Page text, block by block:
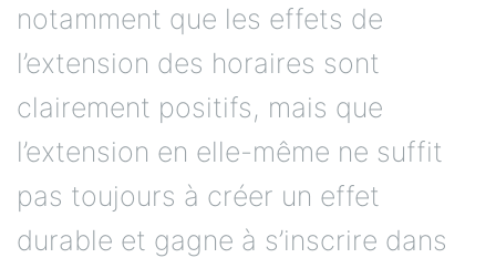
notamment que les effets de
l’extension des horaires sont
clairement positifs, mais que
l’extension en elle-même ne suffit
pas toujours à créer un effet
durable et gagne à s’inscrire dans